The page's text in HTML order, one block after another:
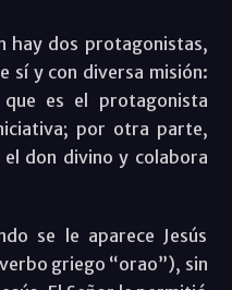
hay dos protagonistas,
sí y con diversa misión:
es el protagonista
por otra parte,
don divino y colabora
se le aparece Jesús
griego “orao”), sin